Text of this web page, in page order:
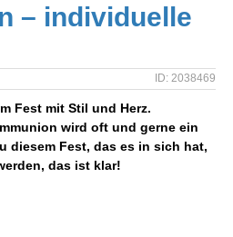
– individuelle
ID: 2038469
Fest mit Stil und Herz.
wird oft und gerne ein
diesem Fest, das es in sich hat,
das ist klar!